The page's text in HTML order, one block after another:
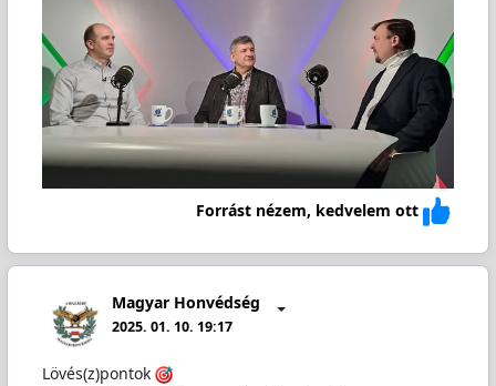
Forrást nézem, kedvelem ott
Magyar Honvédség
2025. 01. 10. 19:17
Lövés(z)pontok